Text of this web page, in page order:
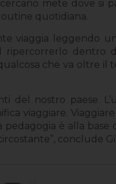
mete dove si
quotidiana.
viaggia leggendo
dentro
che va oltre il
nostro paese.
viaggiare.
è alla
conclude